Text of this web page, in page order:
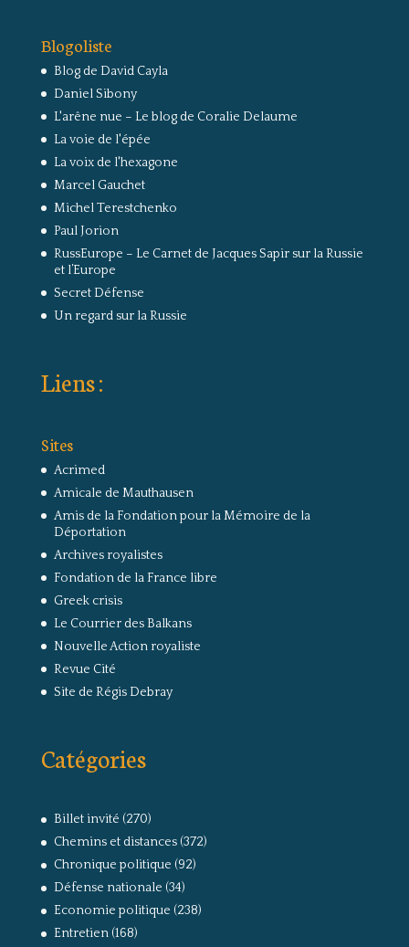
Blogoliste
Blog de David Cayla
Daniel Sibony
L'arêne nue – Le blog de Coralie Delaume
La voie de l'épée
La voix de l'hexagone
Marcel Gauchet
Michel Terestchenko
Paul Jorion
RussEurope – Le Carnet de Jacques Sapir sur la Russie
et l’Europe
Secret Défense
Un regard sur la Russie
Liens :
Sites
Acrimed
Amicale de Mauthausen
Amis de la Fondation pour la Mémoire de la
Déportation
Archives royalistes
Fondation de la France libre
Greek crisis
Le Courrier des Balkans
Nouvelle Action royaliste
Revue Cité
Site de Régis Debray
Catégories
Billet invité (270)
Chemins et distances(372)
Chronique politique (92)
Défense nationale (34)
Economie politique (238)
Entretien(168)